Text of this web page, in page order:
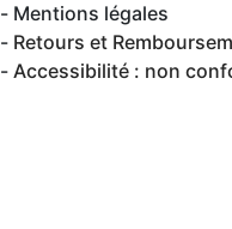
Mentions légales
Retours et
Accessibilité : non